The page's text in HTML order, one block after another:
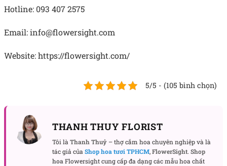
Hotline: 093 407 2575
Email: info@flowersight.com
Website: https://flowersight.com/
5/5 - (105 bình chọn)
THANH THUY FLORIST
Tôi làThanh Thuỷ – thợ cắm hoa chuyên nghiệp và là
tác giả củaShop hoa tươi TPHCM,FlowerSight. Shop
hoaFlowersight cung cấp đa dạng các mẫu hoa chất